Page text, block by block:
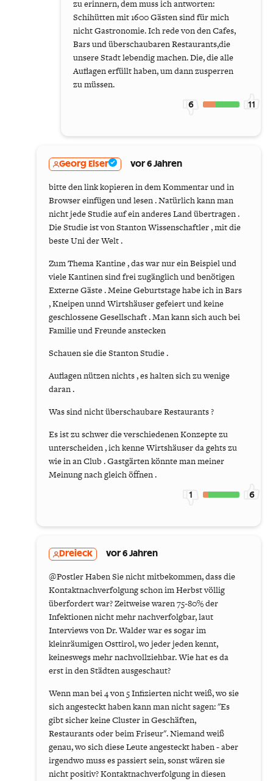
zu erinnern, dem muss ich antworten:
Schihütten mit 1600 Gästen sind für mich
nicht Gastronomie. Ich rede von den Cafes,
Bars und überschaubaren Restaurants,die
unsere Stadt lebendig machen. Die, die alle
Auflagen erfüllt haben, um dann zusperren
zu müssen.
6 11
Georg Elser vor 6 Jahren
bitte den link kopieren in dem Kommentar und in
Browser einfügen und lesen . Natürlich kann man
nicht jede Studie auf ein anderes Land übertragen .
Die Studie ist von Stanton Wissenschaftler , mit die
beste Uni der Welt .
Zum Thema Kantine , das war nur ein Beispiel und
viele Kantinen sind frei zugänglich und benötigen
Externe Gäste . Meine Geburtstage habe ich in Bars
, Kneipen unnd Wirtshäuser gefeiert und keine
geschlossene Gesellschaft . Man kann sich auch bei
Familie und Freunde anstecken
Schauen sie die Stanton Studie .
Auflagen nützen nichts , es halten sich zu wenige
daran .
Was sind nicht überschaubare Restaurants ?
Es ist zu schwer die verschiedenen Konzepte zu
unterscheiden , ich kenne Wirtshäuser da gehts zu
wie in an Club . Gastgärten könnte man meiner
Meinung nach gleich öffnen .
1 6
Dreieck vor 6 Jahren
@Postler Haben Sie nicht mitbekommen, dass die
Kontaktnachverfolgung schon im Herbst völlig
überfordert war? Zeitweise waren 75-80% der
Infektionen nicht mehr nachverfolgbar, laut
Interviews von Dr. Walder war es sogar im
kleinräumigen Osttirol, wo jeder jeden kennt,
keineswegs mehr nachvollziehbar. Wie hat es da
erst in den Städten ausgeschaut?
Wenn man bei 4 von 5 Infizierten nicht weiß, wo sie
sich angesteckt haben kann man nicht sagen: "Es
gibt sicher keine Cluster in Geschäften,
Restaurants oder beim Friseur". Niemand weiß
genau, wo sich diese Leute angesteckt haben - aber
irgendwo muss es passiert sein, sonst wären sie
nicht positiv? Kontaktnachverfolgung in diesen